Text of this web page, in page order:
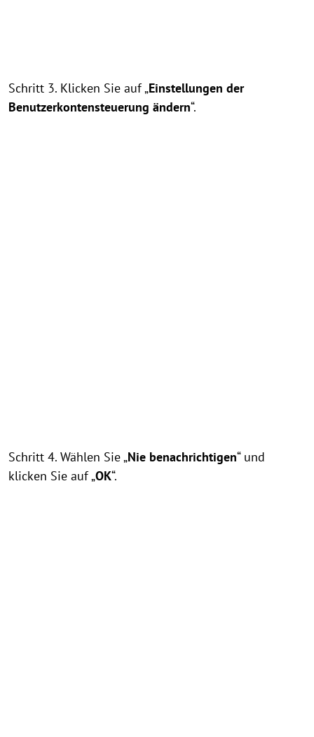
Schritt 3. Klicken Sie auf „Einstellungen der
Benutzerkontensteuerung ändern“.
Schritt 4. Wählen Sie „Nie benachrichtigen“ und
klicken Sie auf „OK“.